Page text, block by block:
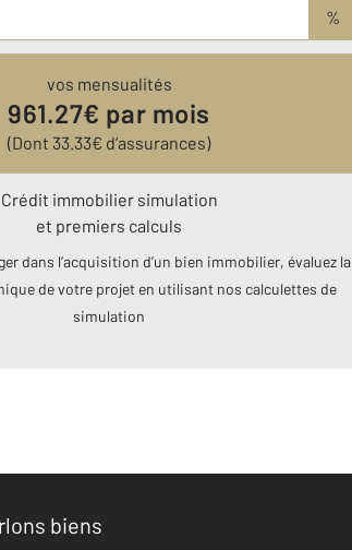
%
vos mensualités
961.27€ par mois
(Dont 33.33€ d’assurances)
Crédit immobilier simulation
et premiers calculs
dans l’acquisition d’un bien immobilier, évaluez la
de votre projet en utilisant nos calculettes de
simulation
biens